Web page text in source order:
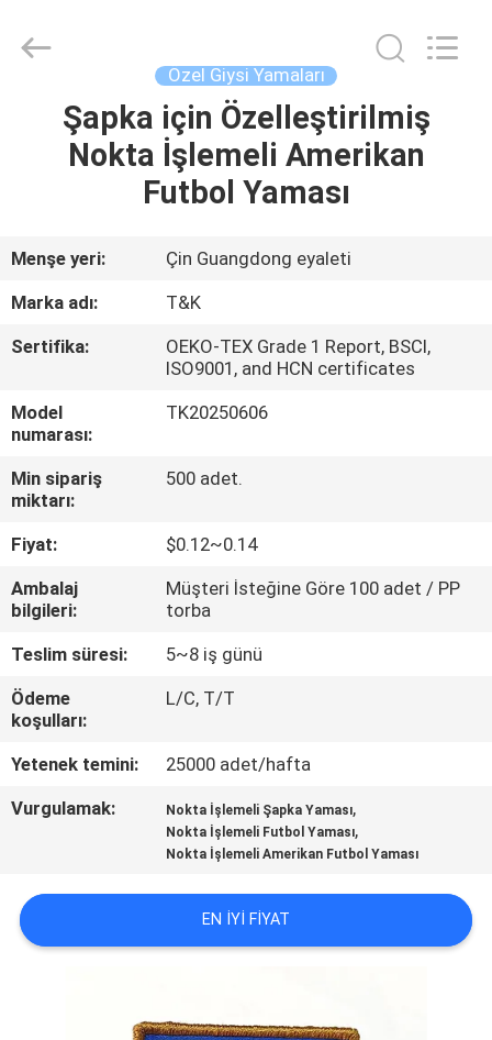
HAKKIMIZDA
FABRIKA
TURU
KALITE
KONTROL
BIZIMLE
ILETIŞIME
GEÇIN
BIR
TEKLIF
ISTEĞI
HARITASI
Accessories
Co.,Ltd.
Özel Giysi Yamaları
Şapka için Özelleştirilmiş
Nokta İşlemeli Amerikan
Futbol Yaması
Menşe yeri:
Çin Guangdong eyaleti
Marka adı:
T&K
Sertifika:
OEKO-TEX Grade 1 Report, BSCI,
ISO9001, and HCN certificates
Model
numarası:
TK20250606
Min sipariş
miktarı:
500 adet.
Fiyat:
$0.12~0.14
Ambalaj
bilgileri:
Müşteri İsteğine Göre 100 adet / PP
torba
Teslim süresi:
5~8 iş günü
Ödeme
koşulları:
L/C, T/T
Yetenek temini:
25000 adet/hafta
Vurgulamak:
Nokta İşlemeli Şapka Yaması,
Nokta İşlemeli Futbol Yaması,
Nokta İşlemeli Amerikan Futbol Yaması
EN IYI FIYAT